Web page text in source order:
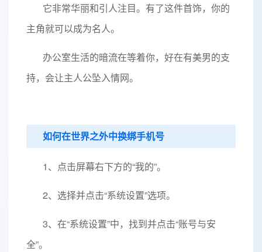
它非常华丽和引人注目。有了这件首饰，你的
主角就可以成为名人。
办公室生活的暗流在等着你，好在有美男的支
持，会让主人公坠入情网。
如何在世界之外中换绑手机号
1、点击屏幕右下方的“我的”。
2、选择并点击“系统设置”选项。
3、在“系统设置”中，找到并点击“账号与安
全”。